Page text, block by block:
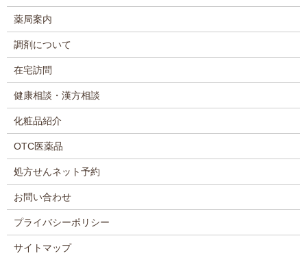
薬局案内
調剤について
在宅訪問
健康相談・漢方相談
化粧品紹介
OTC医薬品
処方せんネット予約
お問い合わせ
プライバシーポリシー
サイトマップ